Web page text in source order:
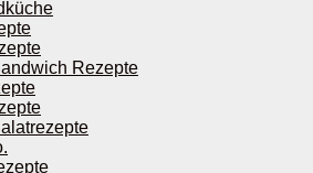
Rezepte